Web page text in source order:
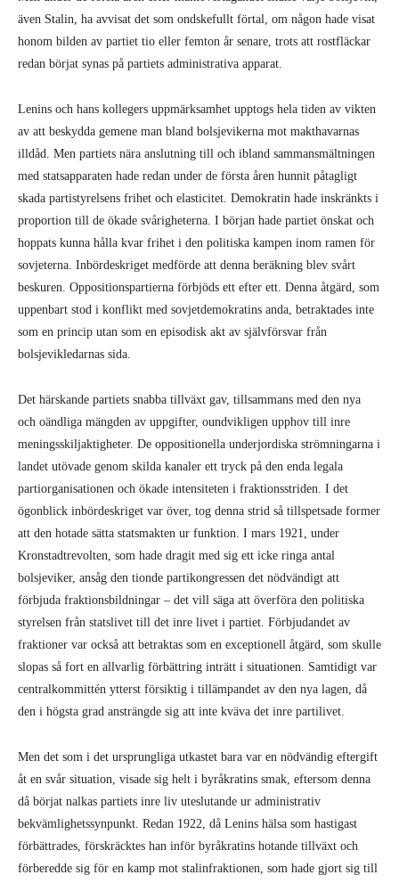
även Stalin, ha avvisat det som ondskefullt förtal, om någon hade visat
honom bilden av partiet tio eller femton år senare, trots att rostfläckar
redan börjat synas på partiets administrativa apparat.
Lenins och hans kollegers uppmärksamhet upptogs hela tiden av vikten
av att beskydda gemene man bland bolsjevikerna mot makthavarnas
illdåd. Men partiets nära anslutning till och ibland sammansmältningen
med statsapparaten hade redan under de första åren hunnit påtagligt
skada partistyrelsens frihet och elasticitet. Demokratin hade inskränkts i
proportion till de ökade svårigheterna. I början hade partiet önskat och
hoppats kunna hålla kvar frihet i den politiska kampen inom ramen för
sovjeterna. Inbördeskriget medförde att denna beräkning blev svårt
beskuren. Oppositionspartierna förbjöds ett efter ett. Denna åtgärd, som
uppenbart stod i konflikt med sovjetdemokratins anda, betraktades inte
som en princip utan som en episodisk akt av självförsvar från
bolsjevikledarnas sida.
Det härskande partiets snabba tillväxt gav, tillsammans med den nya
och oändliga mängden av uppgifter, oundvikligen upphov till inre
meningsskiljaktigheter. De oppositionella underjordiska strömningarna i
landet utövade genom skilda kanaler ett tryck på den enda legala
partiorganisationen och ökade intensiteten i fraktionsstriden. I det
ögonblick inbördeskriget var över, tog denna strid så tillspetsade former
att den hotade sätta statsmakten ur funktion. I mars 1921, under
Kronstadtrevolten, som hade dragit med sig ett icke ringa antal
bolsjeviker, ansåg den tionde partikongressen det nödvändigt att
förbjuda fraktionsbildningar – det vill säga att överföra den politiska
styrelsen från statslivet till det inre livet i partiet. Förbjudandet av
fraktioner var också att betraktas som en exceptionell åtgärd, som skulle
slopas så fort en allvarlig förbättring inträtt i situationen. Samtidigt var
centralkommittén ytterst försiktig i tillämpandet av den nya lagen, då
den i högsta grad ansträngde sig att inte kväva det inre partilivet.
Men det som i det ursprungliga utkastet bara var en nödvändig eftergift
åt en svår situation, visade sig helt i byråkratins smak, eftersom denna
då börjat nalkas partiets inre liv uteslutande ur administrativ
bekvämlighetssynpunkt. Redan 1922, då Lenins hälsa som hastigast
förbättrades, förskräcktes han inför byråkratins hotande tillväxt och
förberedde sig för en kamp mot stalinfraktionen, som hade gjort sig till